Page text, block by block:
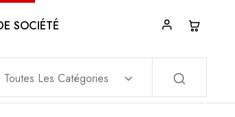
SOCIÉTÉ
Toutes Les Catégories